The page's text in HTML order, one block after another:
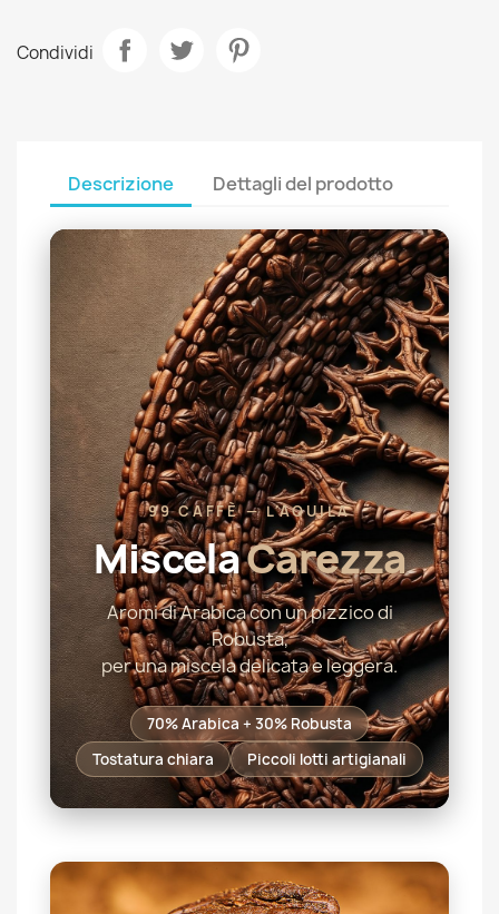
Condividi
Descrizione Dettagli del prodotto
99 CAFFÈ — L'AQUILA
MiscelaCarezza
Aromi di Arabica con un pizzico di
Robusta,
per una miscela delicata e leggera.
70% Arabica + 30% Robusta
Tostatura chiara
Piccoli lotti artigianali